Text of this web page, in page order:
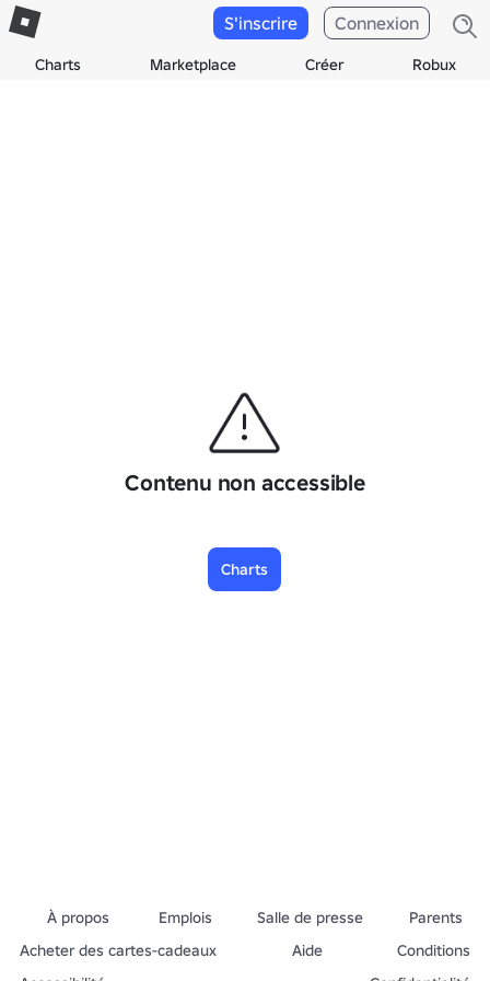
Charts Marketplace Créer Robux
S'inscrire Connexion
Contenu non accessible
Charts
À propos Emplois Salle de presse
Parents
Acheter des cartes-cadeaux
Aide
Conditions